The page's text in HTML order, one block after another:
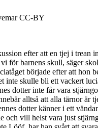
CC-BY
efter att en tjej i
för barnens skull, säger
började efter att hon
inte skulle bli ett vackert
dotter inte får vara
alltså att alla tärnor är
dotter känner i ett
vill helst vara just